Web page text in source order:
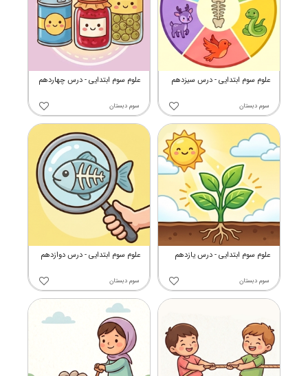
علوم سوم ابتدایی - درس چهاردهم
سوم دبستان
علوم سوم ابتدایی - درس سیزدهم
سوم دبستان
علوم سوم ابتدایی - درس دوازدهم
سوم دبستان
علوم سوم ابتدایی - درس یازدهم
سوم دبستان